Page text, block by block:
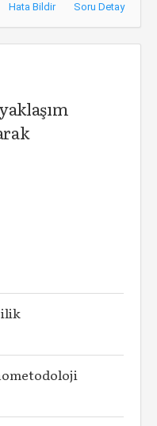
Hata Bildir Soru Detay